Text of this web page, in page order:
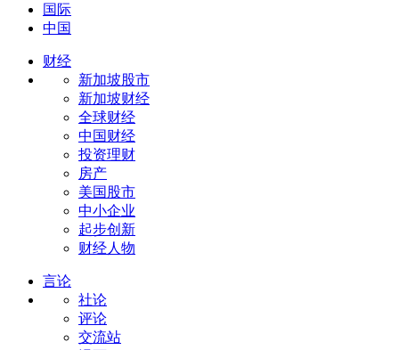
国际
中国
财经
新加坡股市
新加坡财经
全球财经
中国财经
投资理财
房产
美国股市
中小企业
起步创新
财经人物
言论
社论
评论
交流站